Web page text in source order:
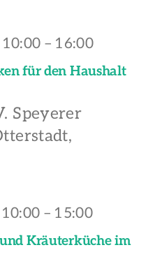
für den Haushalt
– 16:00
Speyerer
Kräuterküche im
– 15:00